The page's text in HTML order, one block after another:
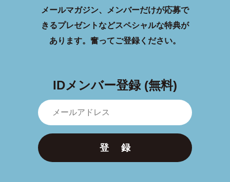
メールマガジン、メンバーだけが応募で
きるプレゼントなどスペシャルな特典が
あります。 奮ってご登録ください。
IDメンバー登録 (無料)
登 録